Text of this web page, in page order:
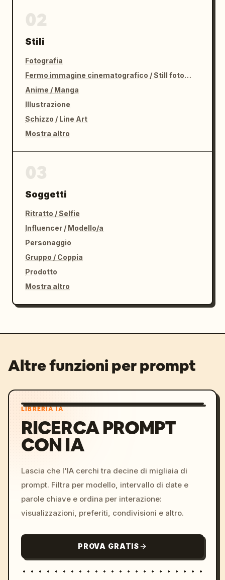
Stili
Fotografia
Fermo immagine cinematografico / Still fotografico
Anime / Manga
Illustrazione
Schizzo / Line Art
Mostra altro
Soggetti
Ritratto / Selfie
Influencer / Modello/a
Personaggio
Gruppo / Coppia
Prodotto
Mostra altro
Altre funzioni per prompt
LIBRERIA IA
RICERCA PROMPT
CON IA
Lascia che l'IA cerchi tra decine di migliaia di
prompt. Filtra per modello, intervallo di date e
parole chiave e ordina per interazione:
visualizzazioni, preferiti, condivisioni e altro.
PROVA GRATIS